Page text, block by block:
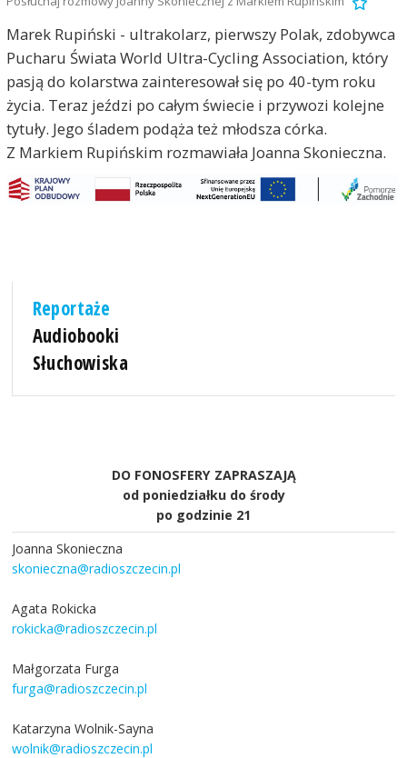
Marek Rupiński - ultrakolarz, pierwszy Polak, zdobywca
Pucharu Świata World Ultra-Cycling Association, który
pasją do kolarstwa zainteresował się po 40-tym roku
życia. Teraz jeździ po całym świecie i przywozi kolejne
tytuły. Jego śladem podąża też młodsza córka.
Z Markiem Rupińskim rozmawiała Joanna Skonieczna.
Reportaże
Audiobooki
Słuchowiska
DO FONOSFERY ZAPRASZAJĄ
od poniedziałku do środy
po godzinie 21
Joanna Skonieczna
skonieczna@radioszczecin.pl
Agata Rokicka
rokicka@radioszczecin.pl
Małgorzata Furga
furga@radioszczecin.pl
Katarzyna Wolnik-Sayna
wolnik@radioszczecin.pl